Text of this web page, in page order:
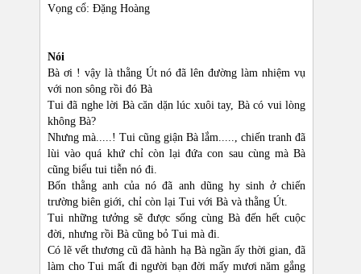
Vọng cổ: Đặng Hoàng
Nói
Bà ơi ! vậy là thằng Út nó đã lên đường làm nhiệm vụ
với non sông rồi đó Bà
Tui đã nghe lời Bà căn dặn lúc xuôi tay, Bà có vui lòng
không Bà?
Nhưng mà.....! Tui cũng giận Bà lắm....., chiến tranh đã
lùi vào quá khứ chỉ còn lại đứa con sau cùng mà Bà
cũng biểu tui tiễn nó đi.
Bốn thằng anh của nó đã anh dũng hy sinh ở chiến
trường biên giới, chỉ còn lại Tui với Bà và thằng Út.
Tui những tưởng sẽ được sống cùng Bà đến hết cuộc
đời, nhưng rồi Bà cũng bỏ Tui mà đi.
Có lẽ vết thương cũ đã hành hạ Bà ngần ấy thời gian, đã
làm cho Tui mất đi người bạn đời mấy mươi năm gắng